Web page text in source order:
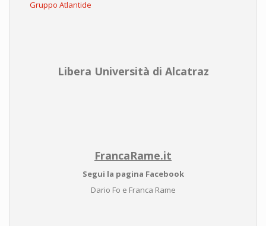
Gruppo Atlantide
Libera Università di Alcatraz
FrancaRame.it
Segui la pagina Facebook
Dario Fo e Franca Rame